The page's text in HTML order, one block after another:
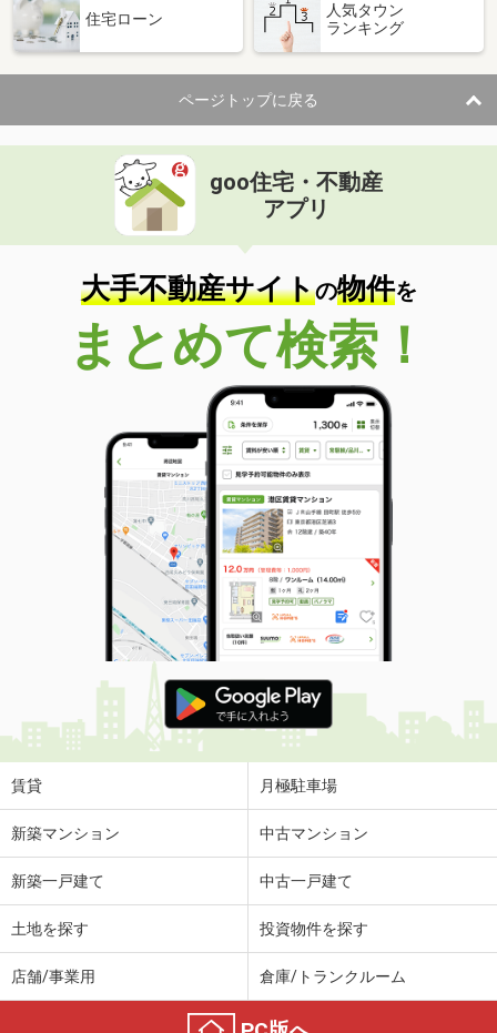
住宅ローン
人気タウン
ランキング
ページトップに戻る
goo住宅・不動産
アプリ
大手不動産サイトの物件を
まとめて検索！
賃貸 月極駐車場
新築マンション 中古マンション
新築一戸建て 中古一戸建て
土地を探す 投資物件を探す
店舗/事業用 倉庫/トランクルーム